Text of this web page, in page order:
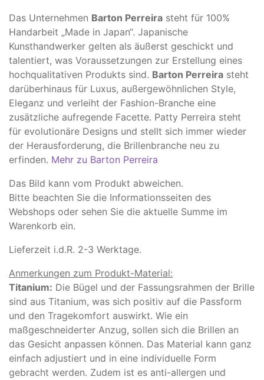
Das Unternehmen Barton Perreira steht für 100%
Handarbeit „Made in Japan“. Japanische
Kunsthandwerker gelten als äußerst geschickt und
talentiert, was Voraussetzungen zur Erstellung eines
hochqualitativen Produkts sind. Barton Perreira steht
darüberhinaus für Luxus, außergewöhnlichen Style,
Eleganz und verleiht der Fashion-Branche eine
zusätzliche aufregende Facette. Patty Perreira steht
für evolutionäre Designs und stellt sich immer wieder
der Herausforderung, die Brillenbranche neu zu
erfinden. Mehr zu Barton Perreira
Das Bild kann vom Produkt abweichen.
​Bitte beachten Sie die Informationsseiten des
Webshops oder sehen Sie die aktuelle Summe im
Warenkorb ein.
Lieferzeit i.d.R. 2-3 Werktage.
Anmerkungen zum Produkt-Material:
Titanium: Die Bügel und der Fassungsrahmen der Brille
sind aus Titanium, was sich positiv auf die Passform
und den Tragekomfort auswirkt. Wie ein
maßgeschneiderter Anzug, sollen sich die Brillen an
das Gesicht anpassen können. Das Material kann ganz
einfach adjustiert und in eine individuelle Form
gebracht werden. Zudem ist es anti-allergen und